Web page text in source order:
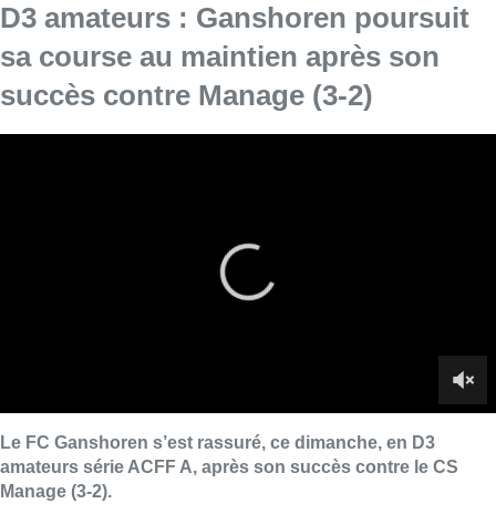
D3 amateurs : Ganshoren poursuit
sa course au maintien après son
succès contre Manage (3-2)
sept points d’avance sur le premier barragiste et poursuit sa
course au maintien après avoir frôlé la zone rouge. Face à
heure de jeu, via des buts de Garcia Calvete et Van der Vennet.
Suite à ce succès, le FC Ganshoren se classe désormais 11e
Le Léopold Uccle, pour sa part, a subi un nouveau revers
contre Tournai (1-2). Le Léo reste, du coup, bloqué à la 14e
place avec 20 points.